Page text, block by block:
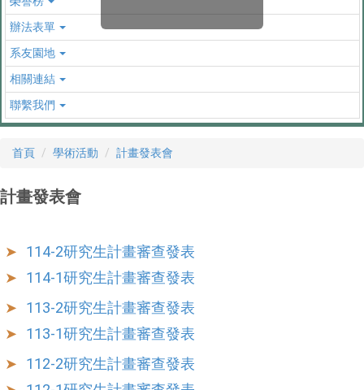
辦法表單
系友園地
相關連結
聯繫我們
首頁 學術活動 計畫發表會
計畫發表會
114-2研究生計畫審查發表
114-1研究生計畫審查發表
113-2研究生計畫審查發表
113-1研究生計畫審查發表
112-2研究生計畫審查發表